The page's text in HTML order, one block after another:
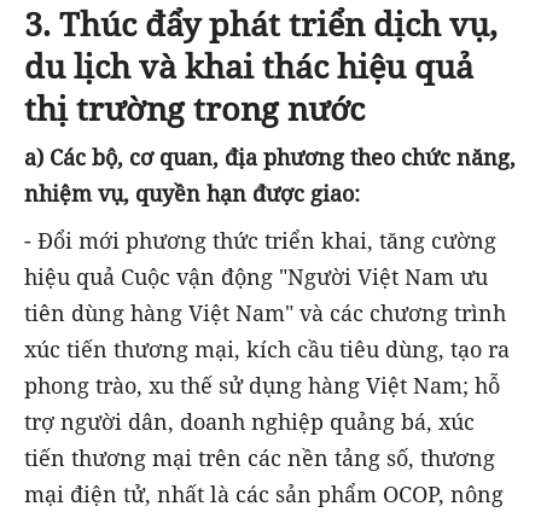
3. Thúc đẩy phát triển dịch vụ,
du lịch và khai thác hiệu quả
thị trường trong nước
a) Các bộ, cơ quan, địa phương theo chức năng,
nhiệm vụ, quyền hạn được giao:
- Đổi mới phương thức triển khai, tăng cường
hiệu quả Cuộc vận động "Người Việt Nam ưu
tiên dùng hàng Việt Nam" và các chương trình
xúc tiến thương mại, kích cầu tiêu dùng, tạo ra
phong trào, xu thế sử dụng hàng Việt Nam; hỗ
trợ người dân, doanh nghiệp quảng bá, xúc
tiến thương mại trên các nền tảng số, thương
mại điện tử, nhất là các sản phẩm OCOP, nông